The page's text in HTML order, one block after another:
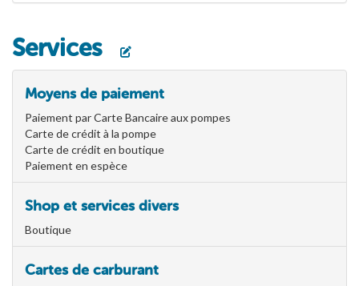
Services
Moyens de paiement
Paiement par Carte Bancaire aux pompes
Carte de crédit à la pompe
Carte de crédit en boutique
Paiement en espèce
Shop et services divers
Boutique
Cartes de carburant